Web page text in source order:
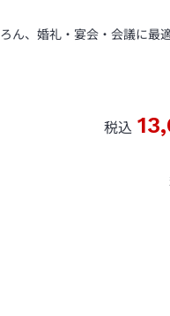
ん、婚礼・宴会・会議に最
税込